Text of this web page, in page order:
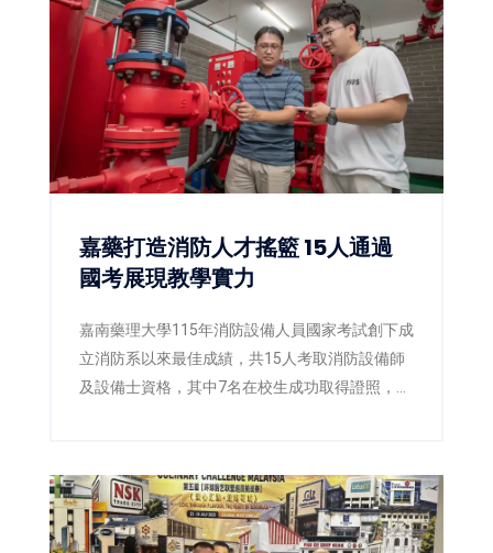
嘉藥打造消防人才搖籃 15人通過
國考展現教學實力
嘉南藥理大學115年消防設備人員國家考試創下成
立消防系以來最佳成績，共15人考取消防設備師
及設備士資格，其中7名在校生成功取得證照，展